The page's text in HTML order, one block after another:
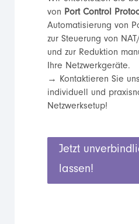
von Port Control
Automatisierung von
zur Steuerung von
und zur Reduktion
Ihre Netzwerkgeräte.
→ Kontaktieren Sie
individuell und
Netzwerksetup!
Jetzt
lassen!